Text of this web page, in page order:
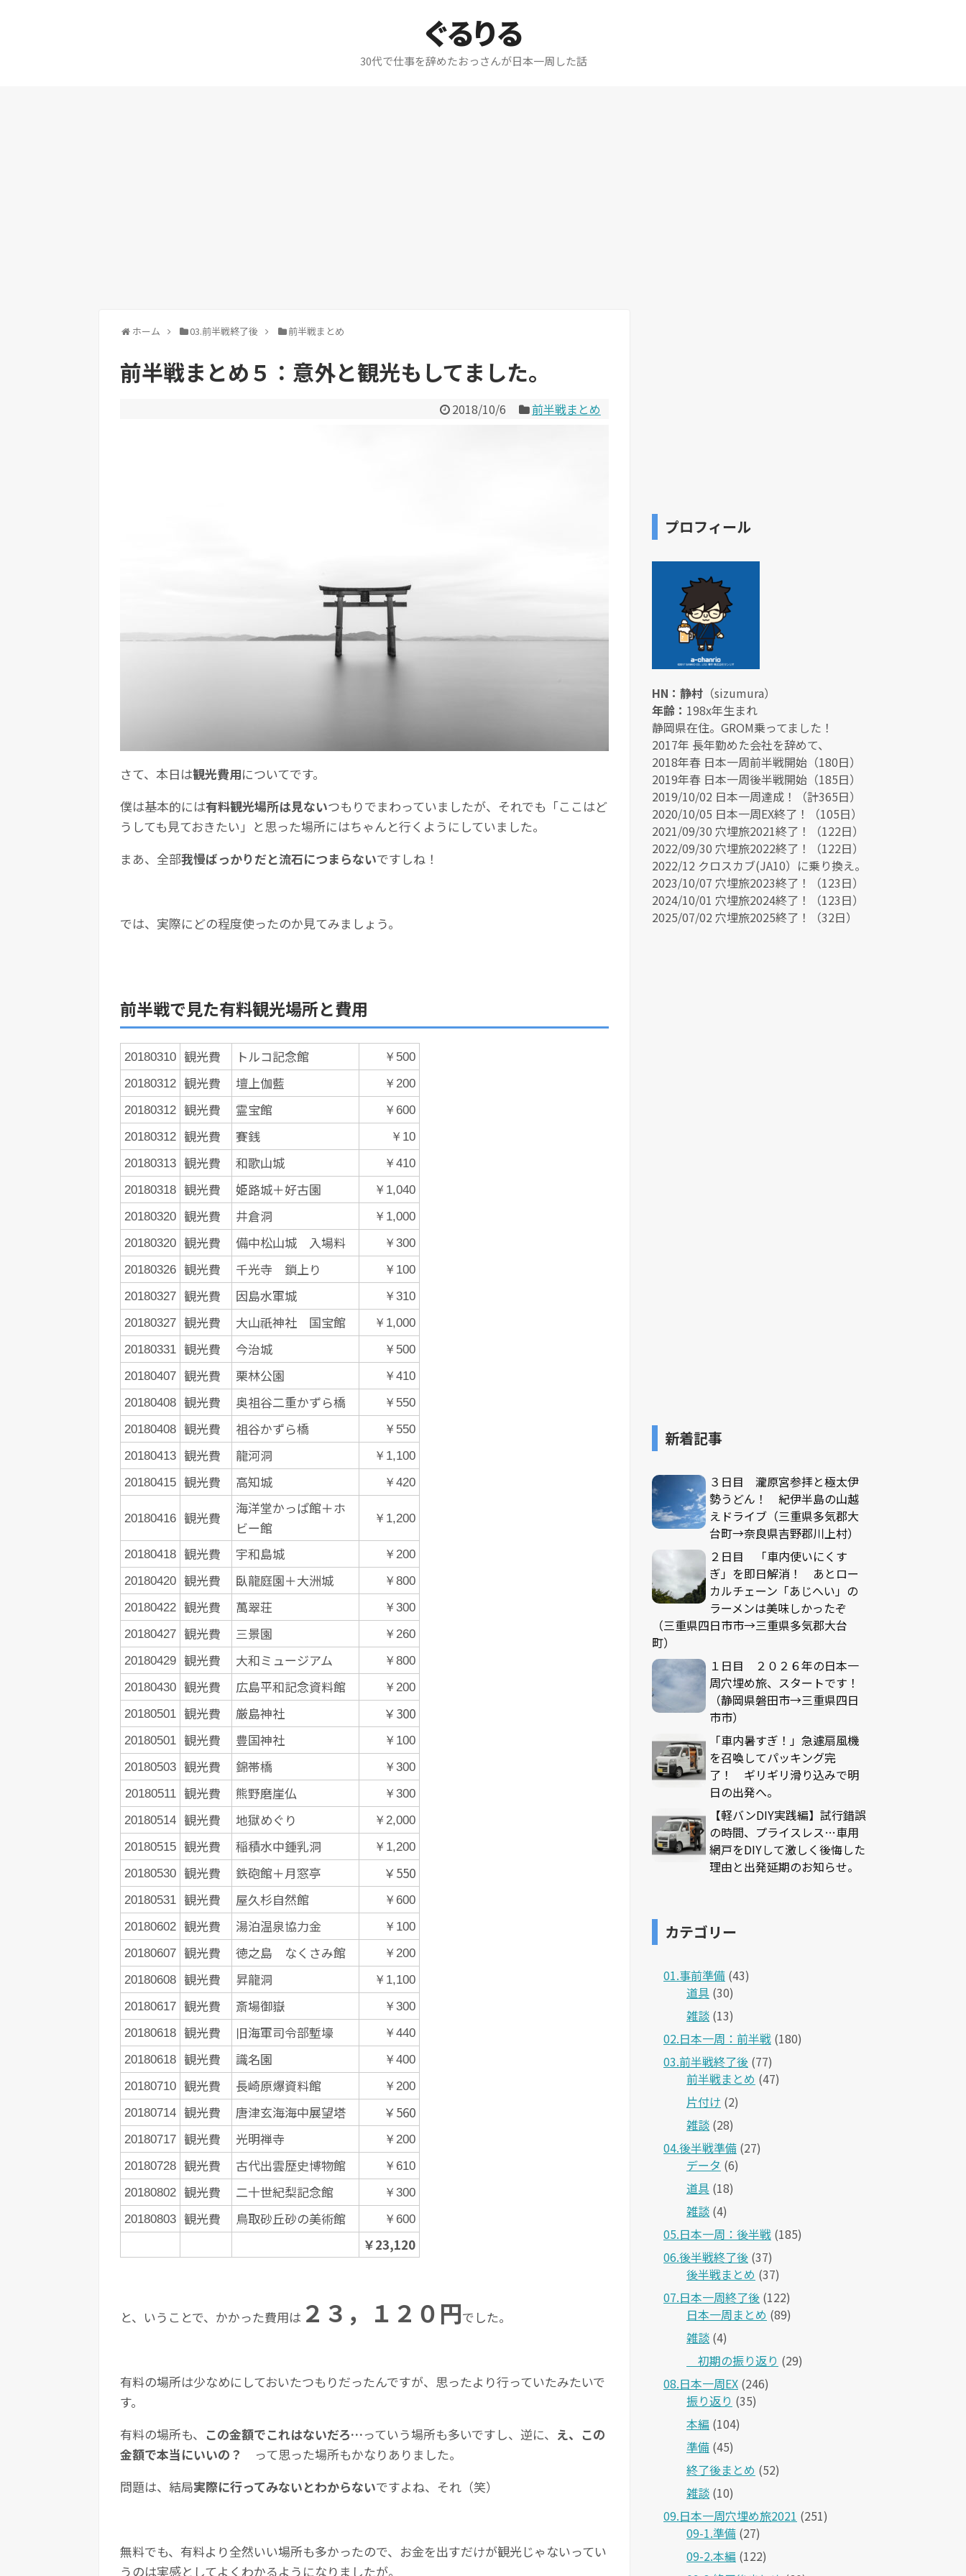
ぐるりる
30代で仕事を辞めたおっさんが日本一周した話
ホーム 03.前半戦終了後 前半戦まとめ
前半戦まとめ５：意外と観光もしてました。
2018/10/6 前半戦まとめ
さて、本日は観光費用についてです。
僕は基本的には有料観光場所は見ないつもりでまわっていましたが、それでも「ここはど
うしても見ておきたい」と思った場所にはちゃんと行くようにしていました。
まあ、全部我慢ばっかりだと流石につまらないですしね！
では、実際にどの程度使ったのか見てみましょう。
前半戦で見た有料観光場所と費用
20180310 観光費 トルコ記念館
￥500
20180312
観光費 壇上伽藍
￥200
20180312
観光費 霊宝館
￥600
20180312
観光費 賽銭
￥10
20180313
観光費 和歌山城
￥410
20180318
観光費 姫路城＋好古園
￥1,040
20180320
観光費 井倉洞
￥1,000
20180320
観光費 備中松山城 入場料
￥300
20180326
観光費 千光寺 鎖上り
￥100
20180327
観光費 因島水軍城
￥310
20180327
観光費 大山祇神社 国宝館
￥1,000
20180331
観光費 今治城
￥500
20180407
観光費 栗林公園
￥410
20180408
観光費 奥祖谷二重かずら橋
￥550
20180408
観光費 祖谷かずら橋
￥550
20180413
観光費 龍河洞
￥1,100
20180415
観光費 高知城 ￥420
20180416 観光費
海洋堂かっぱ館＋ホ
ビー館
￥1,200
20180418 観光費 宇和島城
￥200
20180420
観光費 臥龍庭園＋大洲城
￥800
20180422
観光費 萬翠荘
￥300
20180427
観光費 三景園
￥260
20180429
観光費 大和ミュージアム
￥800
20180430
観光費 広島平和記念資料館
￥200
20180501
観光費 厳島神社 ￥300
20180501 観光費 豊国神社
￥100
20180503
観光費 錦帯橋
￥300
20180511
観光費 熊野磨崖仏
￥300
20180514
観光費 地獄めぐり
￥2,000
20180515
観光費 稲積水中鍾乳洞
￥1,200
20180530
観光費 鉄砲館＋月窓亭 ￥550
20180531 観光費 屋久杉自然館
￥600
20180602
観光費 湯泊温泉協力金
￥100
20180607
観光費 徳之島 なくさみ館
￥200
20180608
観光費 昇龍洞
￥1,100
20180617
観光費 斎場御嶽
￥300
20180618
観光費 旧海軍司令部塹壕
￥440
20180618
観光費 識名園
￥400
20180710
観光費 長崎原爆資料館
￥200
20180714
観光費 唐津玄海海中展望塔 ￥560
20180717 観光費 光明禅寺
￥200
20180728
観光費 古代出雲歴史博物館
￥610
20180802
観光費 二十世紀梨記念館
￥300
20180803
観光費 鳥取砂丘砂の美術館 ￥600
￥23,120
と、いうことで、かかった費用は ２３，１２０円でした。
有料の場所は少なめにしておいたつもりだったんですが、思ったより行っていたみたいで
す。
有料の場所も、 この金額でこれはないだろ…っていう場所も多いですし、逆に、 え、この
金額で本当にいいの？
って思った場所もかなりありました。
問題は、結局実際に行ってみないとわからないですよね、それ（笑）
無料でも、有料より全然いい場所も多かったので、お金を出すだけが観光じゃないってい
うのは実感としてよくわかるようになりましたが。
プロフィール
HN：静村 （sizumura）
年齢： 198x年生まれ
静岡県在住。GROM乗ってました！
2017年 長年勤めた会社を辞めて、
2018年春 日本一周前半戦開始（180日）
2019年春 日本一周後半戦開始（185日）
2019/10/02 日本一周達成！（計365日）
2020/10/05 日本一周EX終了！（105日）
2021/09/30 穴埋旅2021終了！（122日）
2022/09/30 穴埋旅2022終了！（122日）
2022/12 クロスカブ(JA10）に乗り換え。
2023/10/07 穴埋旅2023終了！（123日）
2024/10/01 穴埋旅2024終了！（123日）
2025/07/02 穴埋旅2025終了！（32日）
新着記事
３日目 瀧原宮参拝と極太伊
勢うどん！ 紀伊半島の山越
えドライブ（三重県多気郡大
台町→奈良県吉野郡川上村）
２日目 「車内使いにくす
ぎ」を即日解消！ あとロー
カルチェーン「あじへい」の
ラーメンは美味しかったぞ
（三重県四日市市→三重県多気郡大台
町）
１日目 ２０２６年の日本一
周穴埋め旅、スタートです！
（静岡県磐田市→三重県四日
市市）
「車内暑すぎ！」急遽扇風機
を召喚してパッキング完
了！ ギリギリ滑り込みで明
日の出発へ。
【軽バンDIY実践編】試行錯誤
の時間、プライスレス…車用
網戸をDIYして激しく後悔した
理由と出発延期のお知らせ。
カテゴリー
01.事前準備 (43)
道具 (30)
雑談 (13)
02.日本一周：前半戦 (180)
03.前半戦終了後 (77)
前半戦まとめ (47)
片付け (2)
雑談 (28)
04.後半戦準備 (27)
データ (6)
道具 (18)
雑談 (4)
05.日本一周：後半戦 (185)
06.後半戦終了後 (37)
後半戦まとめ (37)
07.日本一周終了後 (122)
日本一周まとめ (89)
雑談 (4)
＿初期の振り返り (29)
08.日本一周EX (246)
振り返り (35)
本編 (104)
準備 (45)
終了後まとめ (52)
雑談 (10)
09.日本一周穴埋め旅2021 (251)
09-1.準備 (27)
09-2.本編 (122)